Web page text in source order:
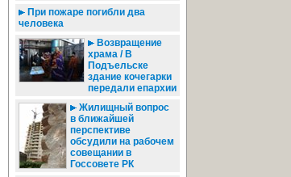
При пожаре погибли два
человека
Возвращение
храма / В
Подъельске
здание кочегарки
передали епархии
Жилищный вопрос
в ближайшей
перспективе
обсудили на рабочем
совещании в
Госсовете РК